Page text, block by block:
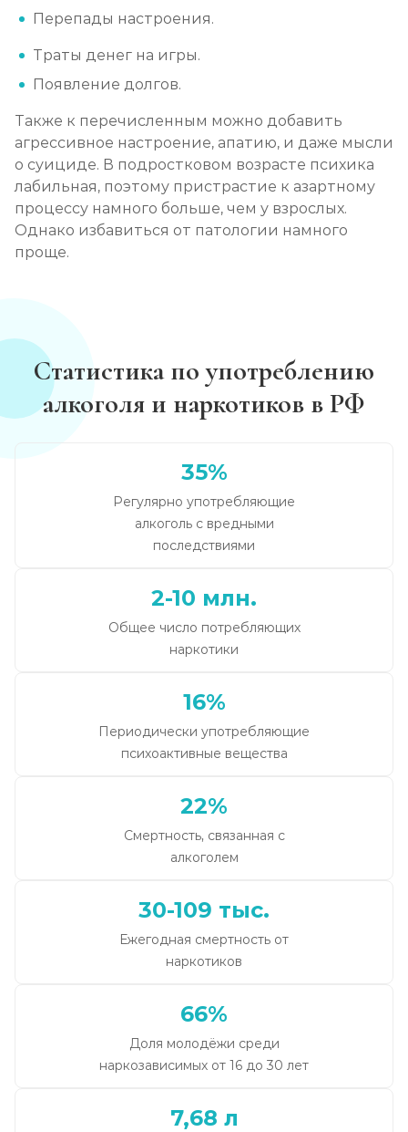
Перепады настроения.
Траты денег на игры.
Появление долгов.
Также к перечисленным можно добавить
агрессивное настроение, апатию, и даже мысли
о суициде. В подростковом возрасте психика
лабильная, поэтому пристрастие к азартному
процессу намного больше, чем у взрослых.
Однако избавиться от патологии намного
проще.
Статистика по употреблению
алкоголя и наркотиков в РФ
35%
Регулярно употребляющие
алкоголь с вредными
последствиями
2-10 млн.
Общее число потребляющих
наркотики
16%
Периодически употребляющие
психоактивные вещества
22%
Смертность, связанная с
алкоголем
30-109 тыс.
Ежегодная смертность от
наркотиков
66%
Доля молодёжи среди
наркозависимых от 16 до 30 лет
7,68 л